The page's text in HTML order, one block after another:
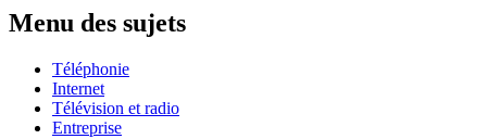
Menu des sujets
Téléphonie
Internet
Télévision et radio
Entreprise